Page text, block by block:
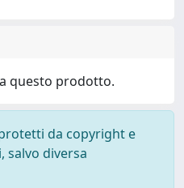
questo prodotto.
da copyright e
diversa